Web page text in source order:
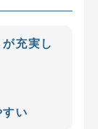
充実し
い